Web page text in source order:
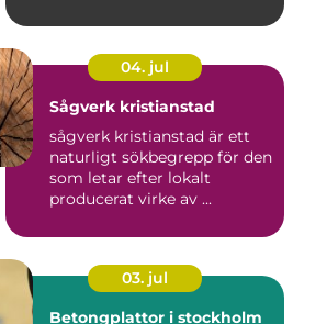
04. jul
Sågverk kristianstad
sågverk kristianstad är ett
naturligt sökbegrepp för den
som letar efter lokalt
producerat virke av ...
03. jul
Betongplattor i stockholm